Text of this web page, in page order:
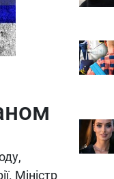
Міністр